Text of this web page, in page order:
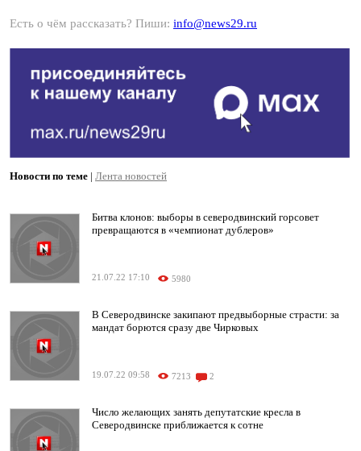
Есть о чём рассказать? Пиши: info@news29.ru
Новости по теме | Лента новостей
Битва клонов: выборы в северодвинский горсовет
превращаются в «чемпионат дублеров»
21.07.22 17:10 5980
В Северодвинске закипают предвыборные страсти: за
мандат борются сразу две Чирковых
19.07.22 09:58 7213 2
Число желающих занять депутатские кресла в
Северодвинске приближается к сотне